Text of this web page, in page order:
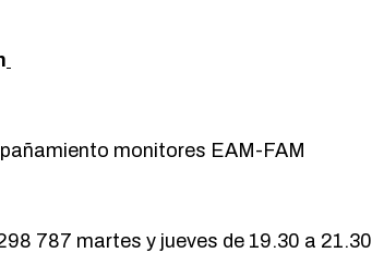
monitores EAM-FAM
787 martes y jueves de 19.30 a 21.30